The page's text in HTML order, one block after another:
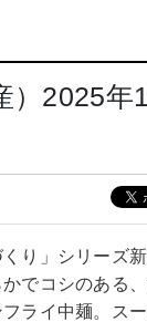
2025年
り」シリーズ
でコシのある
ライ中麺。ス